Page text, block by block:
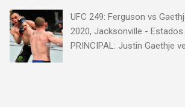
UFC 249: Ferguson vs
2020, Jacksonville - Estados
PRINCIPAL: Justin Gaethje
Round 5 Henry Cejudo